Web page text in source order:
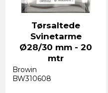
Tørsaltede
Svinetarme
Ø28/30 mm - 20
mtr
Browin
BW310608